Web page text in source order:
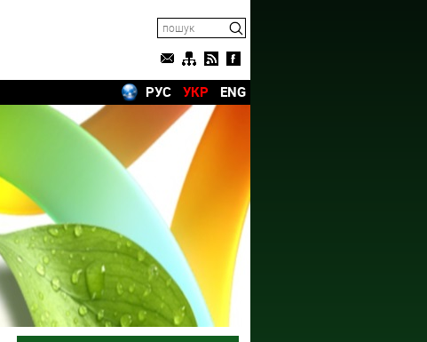
РУС УКР ENG